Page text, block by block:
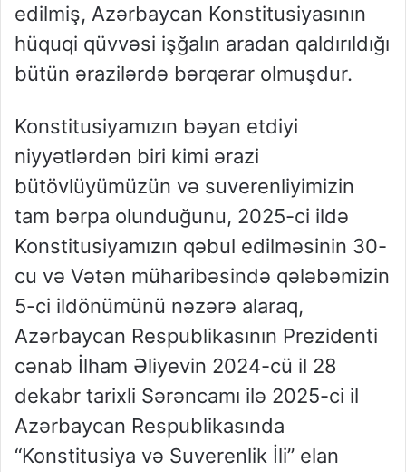
edilmiş, Azərbaycan Konstitusiyasının
hüquqi qüvvəsi işğalın aradan qaldırıldığı
bütün ərazilərdə bərqərar olmuşdur.
Konstitusiyamızın bəyan etdiyi
niyyətlərdən biri kimi ərazi
bütövlüyümüzün və suverenliyimizin
tam bərpa olunduğunu, 2025-ci ildə
Konstitusiyamızın qəbul edilməsinin 30-
cu və Vətən müharibəsində qələbəmizin
5-ci ildönümünü nəzərə alaraq,
Azərbaycan Respublikasının Prezidenti
cənab İlham Əliyevin 2024-cü il 28
dekabr tarixli Sərəncamı ilə 2025-ci il
Azərbaycan Respublikasında
“Konstitusiya və Suverenlik İli” elan